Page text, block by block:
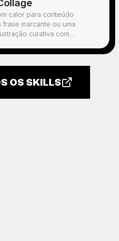
calor para conteúdo
frase marcante ou uma
curativa com
e a frase manuscrita.
OS SKILLS